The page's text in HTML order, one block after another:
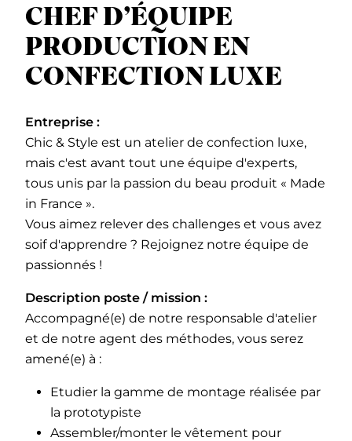
CHEF D’ÉQUIPE
PRODUCTION EN
CONFECTION LUXE
Entreprise :
Chic & Style est un atelier de confection luxe,
mais c'est avant tout une équipe d'experts,
tous unis par la passion du beau produit « Made
in France ».
Vous aimez relever des challenges et vous avez
soif d'apprendre ? Rejoignez notre équipe de
passionnés !
Description poste / mission :
Accompagné(e) de notre responsable d'atelier
et de notre agent des méthodes, vous serez
amené(e) à :
Etudier la gamme de montage réalisée par
la prototypiste
Assembler/monter le vêtement pour